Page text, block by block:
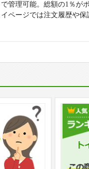
で管理可能。総額の1％が
イページでは注文履歴や保